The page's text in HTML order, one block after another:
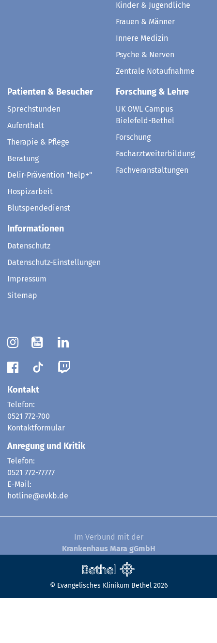
Kinder & Jugendliche
Frauen & Männer
Innere Medizin
Psyche & Nerven
Zentrale Notaufnahme
Patienten & Besucher
Sprechstunden
Aufenthalt
Therapie & Pflege
Beratung
Delir-Prävention "help+"
Hospizarbeit
Blutspendedienst
Forschung & Lehre
UK OWL Campus
Bielefeld-Bethel
Forschung
Facharztweiterbildung
Fachveranstaltungen
Informationen
Datenschutz
Datenschutz-Einstellungen
Impressum
Sitemap
Kontakt
Telefon:
0521 772-700
Kontaktformular
Anregung und Kritik
Telefon:
0521 772-77777
E-Mail:
hotline@evkb.de
Im Verbund mit der
Krankenhaus Mara gGmbH
© Evangelisches Klinikum Bethel 2026